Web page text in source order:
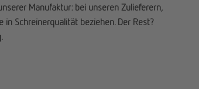
Manufaktur: bei unseren Zulieferern,
in Schreinerqualität beziehen. Der Rest?